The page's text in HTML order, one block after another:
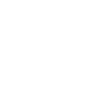
Aubagne